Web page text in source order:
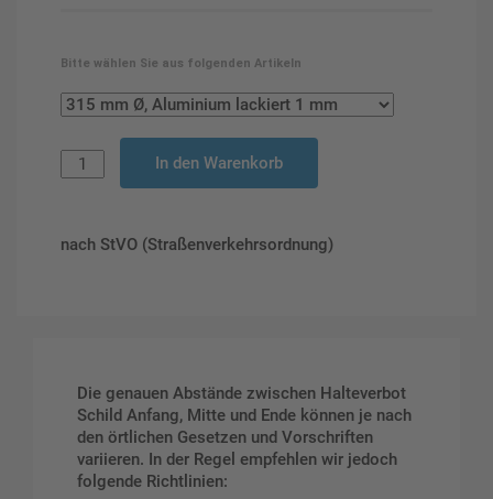
Bitte wählen Sie aus folgenden Artikeln
In den Warenkorb
nach StVO (Straßenverkehrsordnung)
Die genauen Abstände zwischen Halteverbot
Schild Anfang, Mitte und Ende können je nach
den örtlichen Gesetzen und Vorschriften
variieren. In der Regel empfehlen wir jedoch
folgende Richtlinien: